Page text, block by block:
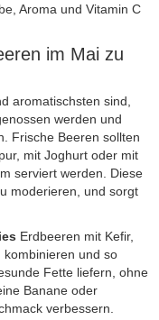
Aroma und Vitamin C
im Mai zu
aromatischsten sind,
werden und
Frische Beeren sollten
mit Joghurt oder mit
serviert werden. Diese
moderieren, und sorgt
Erdbeeren mit Kefir,
kombinieren und so
Fette liefern, ohne
Banane oder
verbessern.